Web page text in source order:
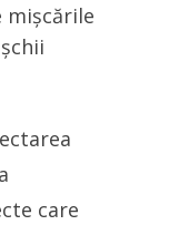
mișcările
care